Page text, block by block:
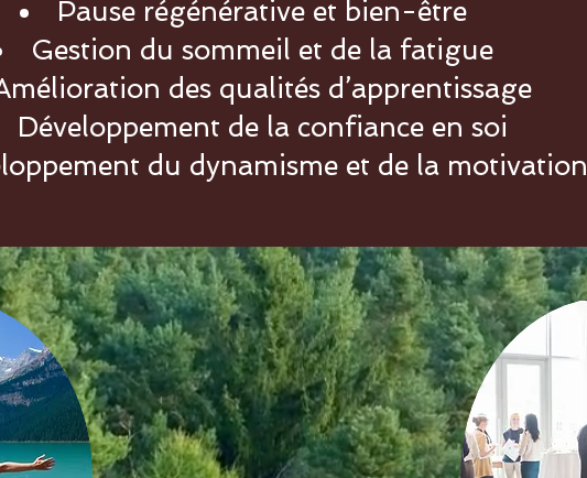
Pause régénérative et bien-être
Gestion du sommeil et de la fatigue
des qualités d’apprentissage
Développement de la confiance en soi
du dynamisme et de la motivation